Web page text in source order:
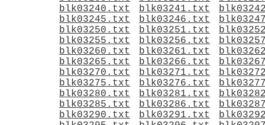
blk03240.txt
blk03241.txt
blk03245.txt
blk03246.txt
blk03250.txt
blk03251.txt
blk03255.txt
blk03256.txt
blk03260.txt
blk03261.txt
blk03265.txt
blk03266.txt
blk03270.txt
blk03271.txt
blk03275.txt
blk03276.txt
blk03280.txt
blk03281.txt
blk03285.txt
blk03286.txt
blk03290.txt
blk03291.txt